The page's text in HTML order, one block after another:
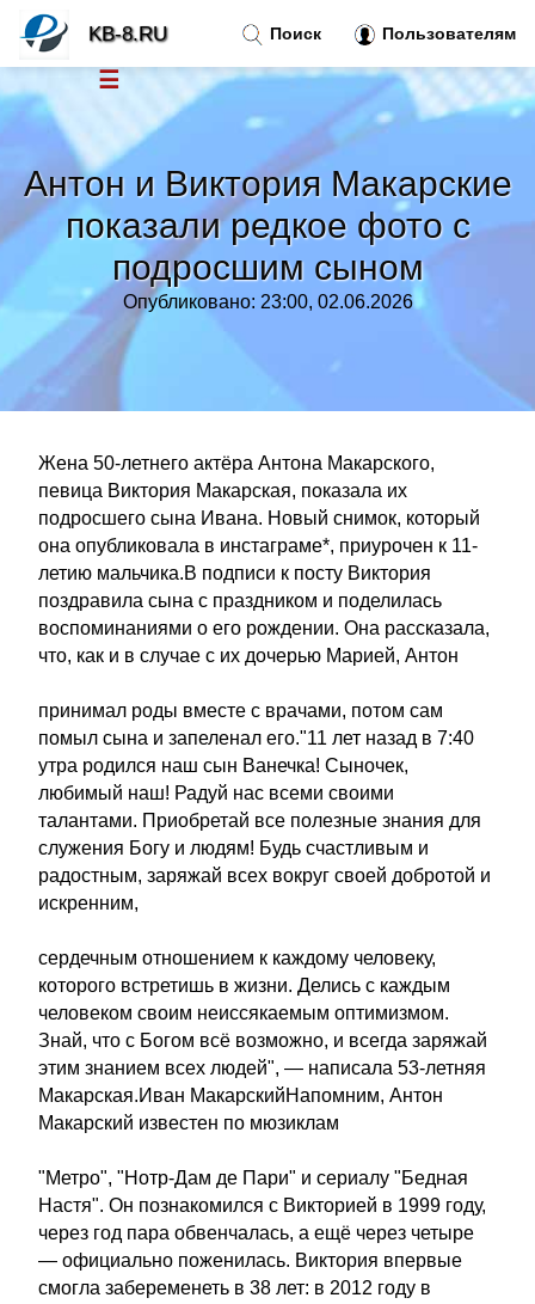
Антон и Виктория Макарские
показали редкое фото с
подросшим сыном
Опубликовано: 23:00, 02.06.2026
Жена 50-летнего актёра Антона Макарского,
певица Виктория Макарская, показала их
подросшего сына Ивана. Новый снимок, который
она опубликовала в инстаграме*, приурочен к 11-
летию мальчика.В подписи к посту Виктория
поздравила сына с праздником и поделилась
воспоминаниями о его рождении. Она рассказала,
что, как и в случае с их дочерью Марией, Антон
принимал роды вместе с врачами, потом сам
помыл сына и запеленал его."11 лет назад в 7:40
утра родился наш сын Ванечка! Сыночек,
любимый наш! Радуй нас всеми своими
талантами. Приобретай все полезные знания для
служения Богу и людям! Будь счастливым и
радостным, заряжай всех вокруг своей добротой и
искренним,
сердечным отношением к каждому человеку,
которого встретишь в жизни. Делись с каждым
человеком своим неиссякаемым оптимизмом.
Знай, что с Богом всё возможно, и всегда заряжай
этим знанием всех людей", — написала 53-летняя
Макарская.Иван МакарскийНапомним, Антон
Макарский известен по мюзиклам
"Метро", "Нотр-Дам де Пари" и сериалу "Бедная
Настя". Он познакомился с Викторией в 1999 году,
через год пара обвенчалась, а ещё через четыре
— официально поженилась. Виктория впервые
смогла забеременеть в 38 лет: в 2012 году в
Поиск Пользователям
KB-8.RU
☰
Новости
Тренды новостей»
Рубрики»
Правила »
Контакт»